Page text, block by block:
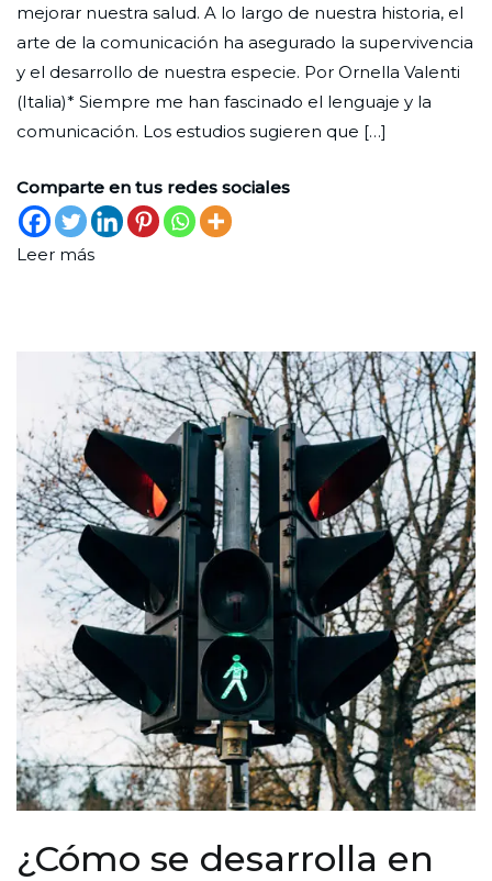
diciembre
de
2023
relaciones
interpersonales
mejorar nuestra salud. A lo largo de nuestra historia, el
arte de la comunicación ha asegurado la supervivencia
y el desarrollo de nuestra especie. Por Ornella Valenti
(Italia)* Siempre me han fascinado el lenguaje y la
comunicación. Los estudios sugieren que […]
Comparte en tus redes sociales
Leer más
¿Cómo se desarrolla en